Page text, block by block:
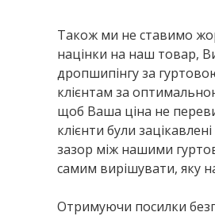
Також ми не ставимо
націнки на наш товар,
дропшипінгу за
клієнтам за
щоб Ваша ціна не
клієнти були
зазор між нашими
самим вирішувати, яку
Отримуючи посилки